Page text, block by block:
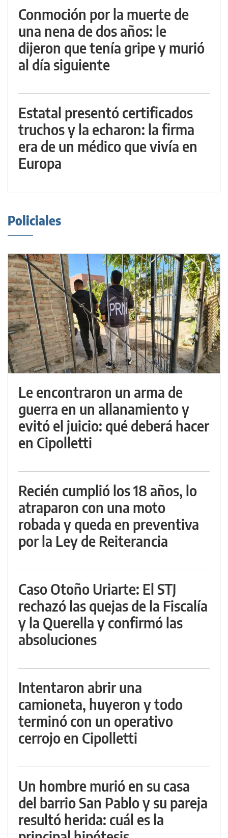
Conmoción por la muerte de
una nena de dos años: le
dijeron que tenía gripe y murió
al día siguiente
Estatal presentó certificados
truchos y la echaron: la firma
era de un médico que vivía en
Europa
Policiales
Le encontraron un arma de
guerra en un allanamiento y
evitó el juicio: qué deberá hacer
en Cipolletti
Recién cumplió los 18 años, lo
atraparon con una moto
robada y queda en preventiva
por la Ley de Reiterancia
Caso Otoño Uriarte: El STJ
rechazó las quejas de la Fiscalía
y la Querella y confirmó las
absoluciones
Intentaron abrir una
camioneta, huyeron y todo
terminó con un operativo
cerrojo en Cipolletti
Un hombre murió en su casa
del barrio San Pablo y su pareja
resultó herida: cuál es la